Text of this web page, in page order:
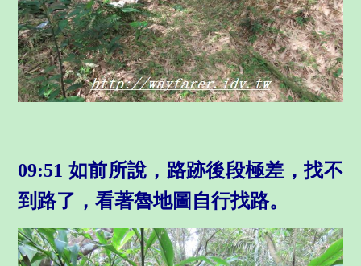
09:51 如前所說，路跡後段極差，找不
到路了，看著魯地圖自行找路。